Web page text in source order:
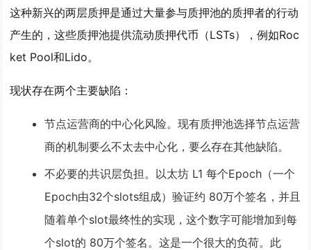
这种新兴的两层质押是通过大量参与质押池的质押者的行动
产生的，这些质押池提供流动质押代币（LSTs）
，例如Roc
ket Pool和Lido。
现状存在两个主要缺陷：
节点运营商的中心化风险。现有质押池选择节点运营
商的机制要么不太去中心化，要么存在其他缺陷。
不必要的共识层负担。以太坊 L1 每个Epoch（一个
Epoch由32个slots组成）验证约 80万个签名，并且
随着单个slot最终性的实现，这个数字可能增加到每
个slot的 80万个签名。这是一个很大的负荷。此